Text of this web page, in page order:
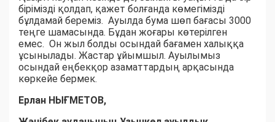
бірімізді қолдап, қажет болғанда көмегімізді
бұлдамай береміз. Ауылда бума шөп бағасы 3000
теңге шамасында. Бұдан жоғары көтерілген
емес. Он жыл болды осындай бағамен халыққа
ұсынылады. Жастар ұйымшыл. Ауылымыз
осындай еңбекқор азаматтардың арқасында
көркейе бермек.
Ерлан НЫҒМЕТОВ,